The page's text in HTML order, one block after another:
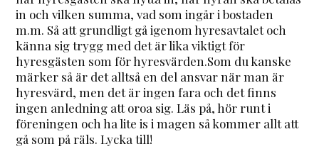
in och vilken summa, vad som ingår i bostaden
m.m. Så att grundligt gå igenom hyresavtalet och
känna sig trygg med det är lika viktigt för
hyresgästen som för hyresvärden.Som du kanske
märker så är det alltså en del ansvar när man är
hyresvärd, men det är ingen fara och det finns
ingen anledning att oroa sig. Läs på, hör runt i
föreningen och ha lite is i magen så kommer allt att
gå som på räls. Lycka till!